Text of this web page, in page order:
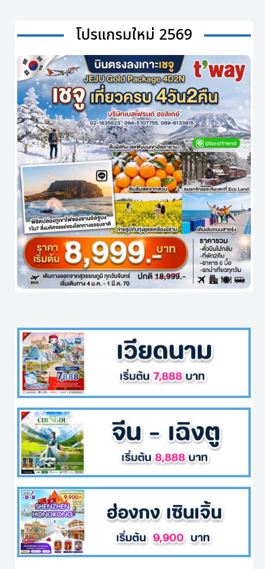
โปรแกรมใหม่ 2569